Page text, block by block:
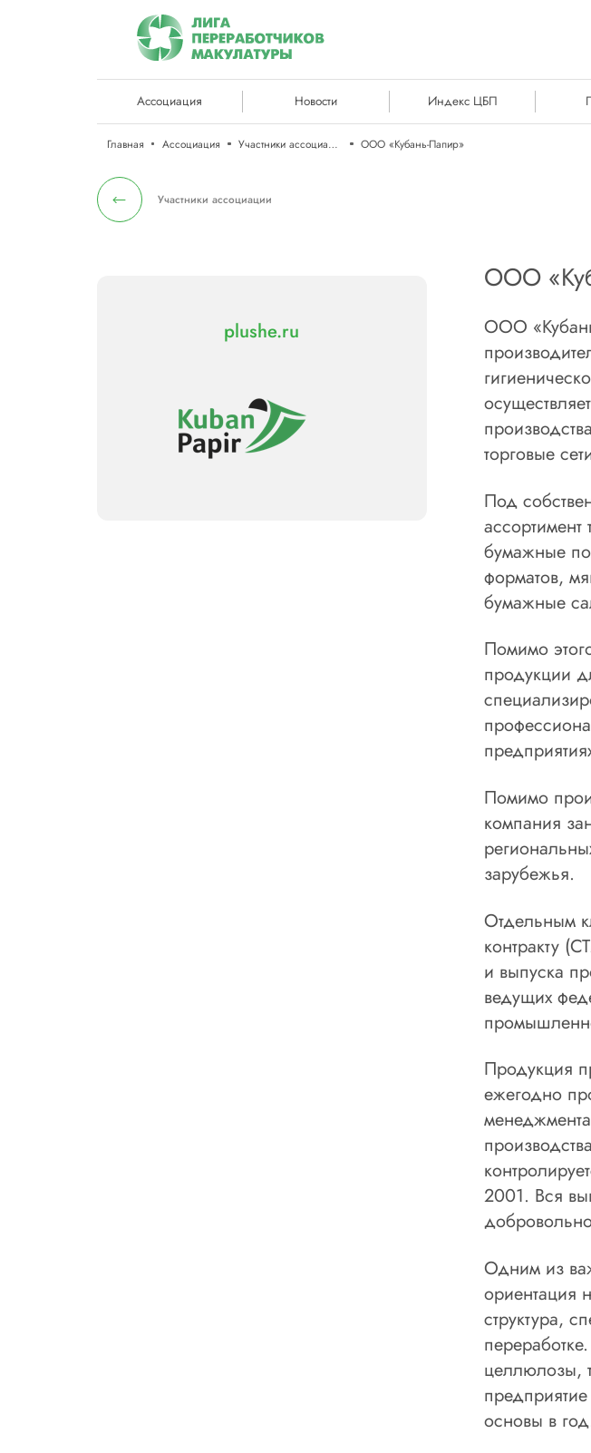
Ассоциация Новости Индекс ЦБП
Главная Ассоциация Участники ассоциации ООО «Кубань-Папир»
Участники ассоциации
plushe.ru
ООО
ООО
торговые
Под
бумажные
форматов,
бумажные
Помимо
продукции
Помимо
компания
зарубежья.
Отдельным
контракту
и выпуска
ведущих
Продукция
ежегодно
2001. Вся
Одним из
ориентация
структура,
целлюлозы,
основы в